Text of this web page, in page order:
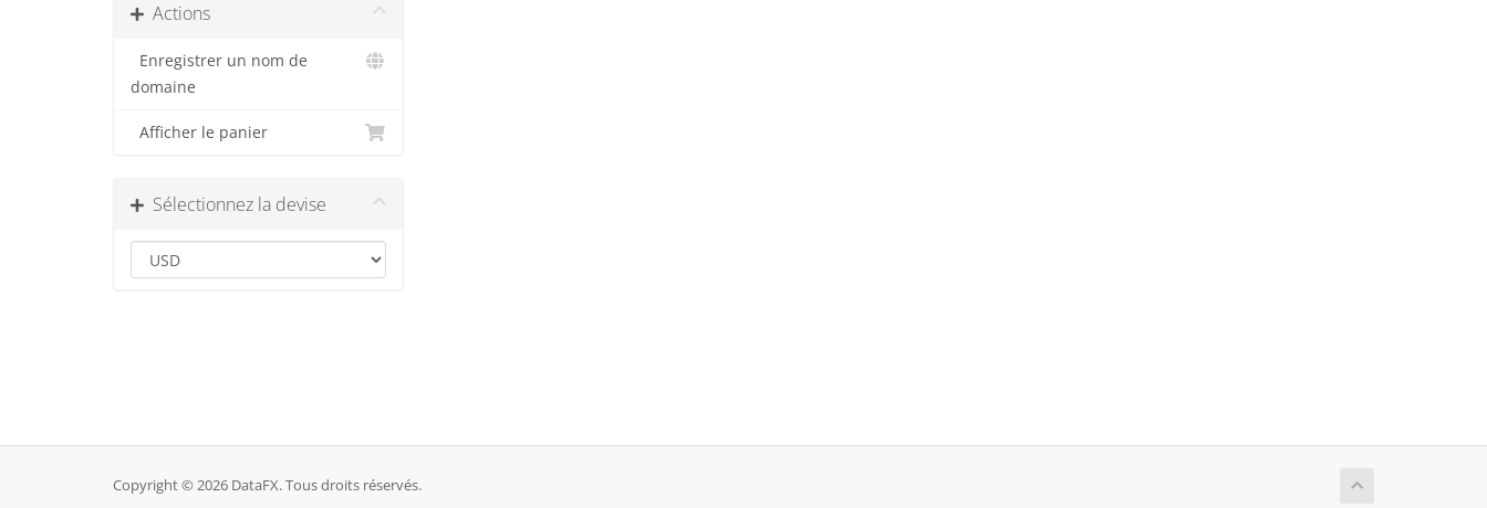
Actions
Enregistrer un nom de
domaine
Afficher le panier
Sélectionnez la devise
Copyright © 2026 DataFX. Tous droits réservés.